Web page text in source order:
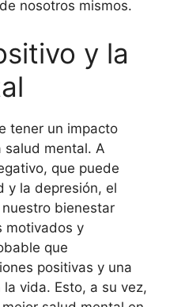
nosotros mismos.
y la
tener un impacto
salud mental. A
que puede
y la depresión, el
bienestar
motivados y
que
positivas y una
vida. Esto, a su vez,